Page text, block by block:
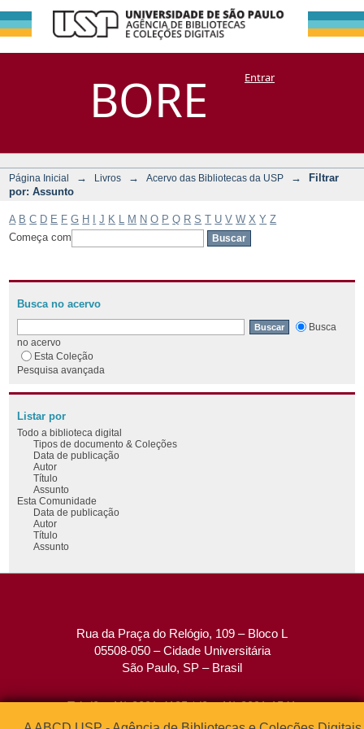
BORE
Filtrar por:
Assunto
DSpace/Manakin + CoriscoEntrar
Página Inicial → Livros → Acervo das Bibliotecas da USP →
Filtrar
por: Assunto
A B C D E F G H J K M N O P Q R S T U V W X Y Z
Começa com
Busca no acervo
Busca
no acervo
Esta Coleção
Pesquisa avançada
Listar por
Todo a biblioteca digital
Tipos de documento & Coleções
Data de publicação
Autor
Título
Assunto
Esta Comunidade
Data de publicação
Autor
Título
Assunto
Rua da Praça do Relógio, 109 – Bloco L
05508-050 – Cidade Universitária
São Paulo, SP – Brasil
Tel: (0xx11) 3091-4195 / (0xx11) 3091-1541
Fax: (0xx11) 3091-1567